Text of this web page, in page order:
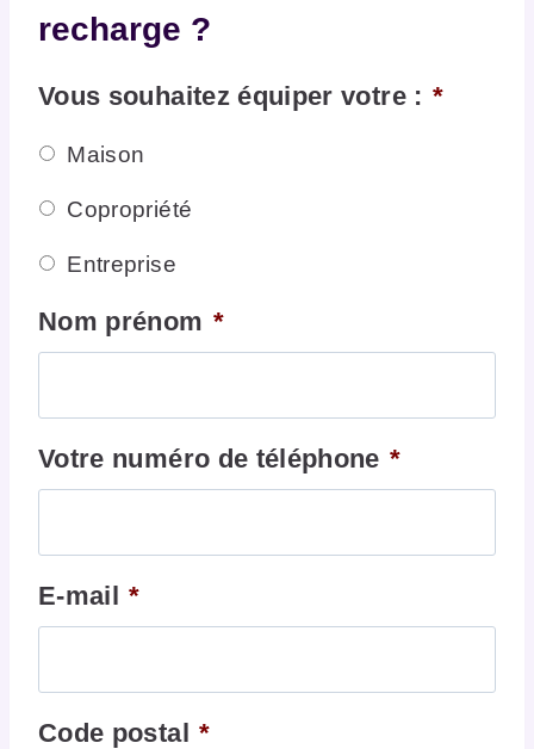
recharge ?
Vous souhaitez équiper votre : *
Maison
Copropriété
Entreprise
Nom prénom *
Votre numéro de téléphone *
E-mail *
Code postal *